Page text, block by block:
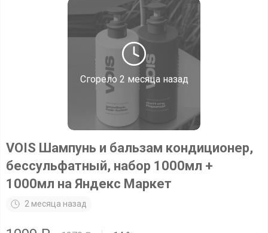
Сгорело 2 месяца назад
VOIS Шампунь и бальзам кондиционер,
бессульфатный, набор 1000мл +
1000мл на Яндекс Маркет
2 месяца назад